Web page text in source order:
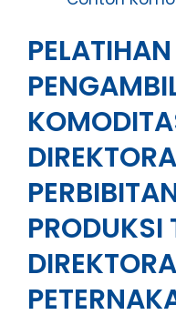
PRODUKSI